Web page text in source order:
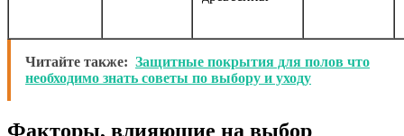
Читайте также: Защитные покрытия для полов что
необходимо знать советы по выбору и уходу
Факторы, влияющие на выбор